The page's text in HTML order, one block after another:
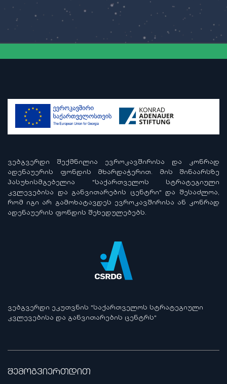
ᲕᲔᲑᲒᲕᲔᲠᲓᲘ ᲨᲔᲥᲛᲜᲘᲚᲘᲐ ᲔᲕᲠᲝᲙᲐᲕᲨᲘᲠᲘᲡᲐ ᲓᲐ ᲙᲝᲜᲠᲐᲓ
ᲐᲓᲔᲜᲐᲣᲔᲠᲘᲡ ᲤᲝᲜᲓᲘᲡ ᲛᲮᲐᲠᲓᲐᲭᲔᲠᲘᲗ. ᲛᲘᲡ ᲨᲘᲜᲐᲐᲠᲡᲖᲔ
ᲞᲐᲡᲣᲮᲘᲡᲛᲒᲔᲑᲔᲚᲘᲐ "ᲡᲐᲥᲐᲠᲗᲕᲔᲚᲝᲡ ᲡᲢᲠᲐᲢᲔᲒᲘᲣᲚᲘ
ᲙᲕᲚᲔᲕᲔᲑᲘᲡᲐ ᲓᲐ ᲒᲐᲜᲕᲘᲗᲐᲠᲔᲑᲘᲡ ᲪᲔᲜᲢᲠᲘ" ᲓᲐ ᲨᲔᲡᲐᲫᲚᲝᲐ,
ᲠᲝᲛ ᲘᲒᲘ ᲐᲠ ᲒᲐᲛᲝᲮᲐᲢᲐᲕᲓᲔᲡ ᲔᲕᲠᲝᲙᲐᲕᲨᲘᲠᲘᲡᲐ ᲐᲜ ᲙᲝᲜᲠᲐᲓ
ᲐᲓᲔᲜᲐᲣᲔᲠᲘᲡ ᲤᲝᲜᲓᲘᲡ ᲨᲔᲮᲔᲓᲣᲚᲔᲑᲔᲑᲡ.
ᲕᲔᲑᲒᲕᲔᲠᲓᲘ ᲔᲙᲣᲗᲕᲜᲘᲡ "ᲡᲐᲥᲐᲠᲗᲕᲔᲚᲝᲡ ᲡᲢᲠᲐᲢᲔᲒᲘᲣᲚᲘ
ᲙᲕᲚᲔᲕᲔᲑᲘᲡᲐ ᲓᲐ ᲒᲐᲜᲕᲘᲗᲐᲠᲔᲑᲘᲡ ᲪᲔᲜᲢᲠᲡ"
შემოგვიერთდით